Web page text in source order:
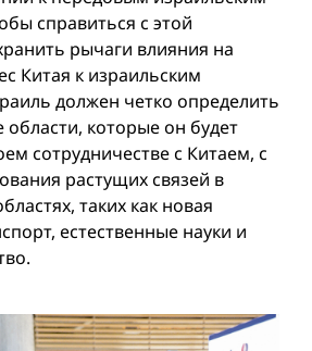
справиться с этой
рычаги влияния на
Китая к израильским
должен четко определить
области, которые он будет
сотрудничестве с Китаем, с
растущих связей в
таких как новая
естественные науки и